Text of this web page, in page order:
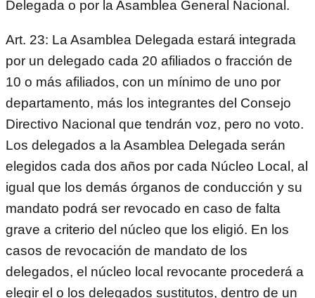
Delegada o por la Asamblea General Nacional.
Art. 23: La Asamblea Delegada estará integrada
por un delegado cada 20 afiliados o fracción de
10 o más afiliados, con un mínimo de uno por
departamento, más los integrantes del Consejo
Directivo Nacional que tendrán voz, pero no voto.
Los delegados a la Asamblea Delegada serán
elegidos cada dos años por cada Núcleo Local, al
igual que los demás órganos de conducción y su
mandato podrá ser revocado en caso de falta
grave a criterio del núcleo que los eligió. En los
casos de revocación de mandato de los
delegados, el núcleo local revocante procederá a
elegir el o los delegados sustitutos, dentro de un